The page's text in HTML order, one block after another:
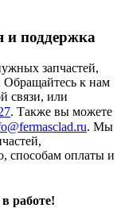
и поддержка
запчастей,
Обращайтесь к нам
связи, или
. Также вы можете
. Мы
способам оплаты и
работе!